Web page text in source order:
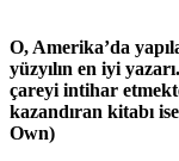
O, Amerika’da
yüzyılın en iyi
çareyi intihar
kazandıran kitabı
Own)